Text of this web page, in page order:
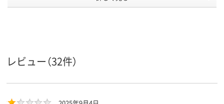
アスクル
スコア
レビュー（32件）